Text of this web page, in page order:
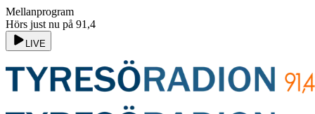
Mellanprogram
Hörs just nu på 91,4
LIVE